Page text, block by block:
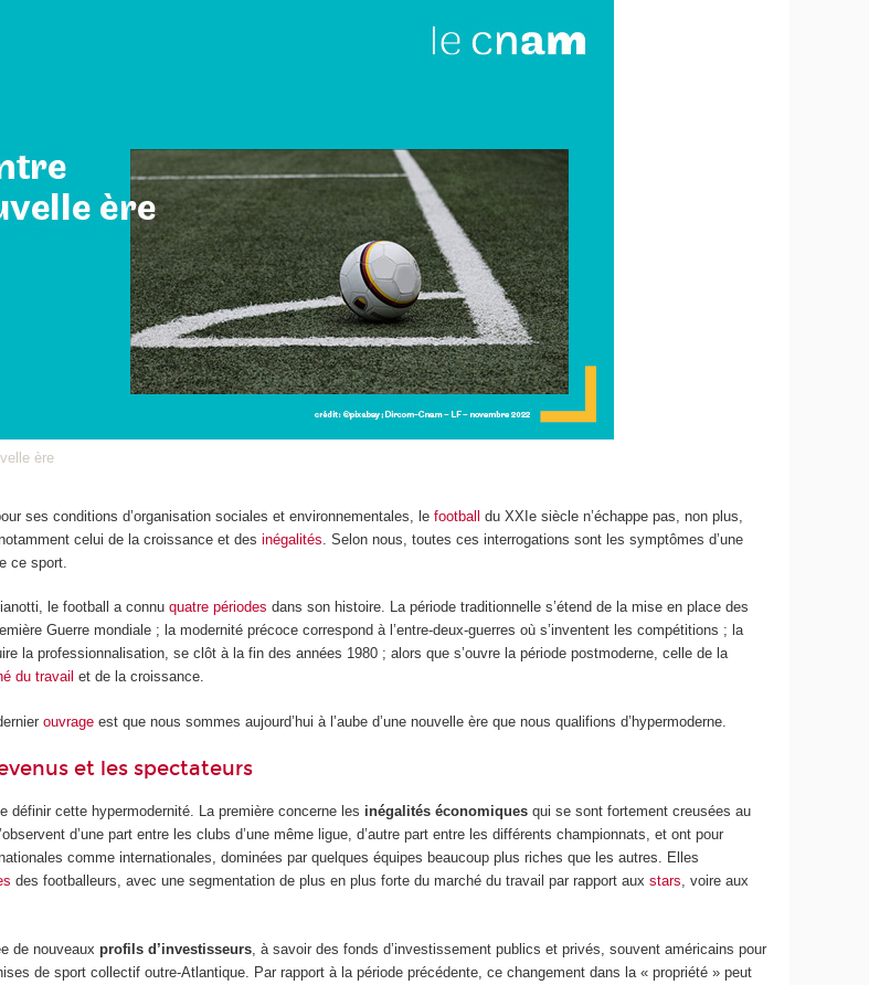
ère
ses conditions d’organisation sociales et environnementales, lefootball du XXIe siècle n’échappe pas, non plus,
celui de la croissance et desinégalités . Selon nous, toutes ces interrogations sont les symptômes d’une
ce sport.
le football a connuquatre périodes dans son histoire. La période traditionnelle s’étend de la mise en place des
Guerre mondiale ; la modernité précoce correspond à l’entre-deux-guerres où s’inventent les compétitions ; la
la professionnalisation, se clôt à la fin des années 1980 ; alors que s’ouvre la période postmoderne, celle de la
du travail et de la croissance.
ouvrage est que nous sommes aujourd’hui à l’aube d’une nouvelle ère que nous qualifions d’hypermoderne.
et les spectateurs
définir cette hypermodernité. La première concerne les inégalités économiques qui se sont fortement creusées au
d’une part entre les clubs d’une même ligue, d’autre part entre les différents championnats, et ont pour
comme internationales, dominées par quelques équipes beaucoup plus riches que les autres. Elles
des footballeurs, avec une segmentation de plus en plus forte du marché du travail par rapport auxstars, voire aux
de nouveauxprofils d’investisseurs , à savoir des fonds d’investissement publics et privés, souvent américains pour
de sport collectif outre-Atlantique. Par rapport à la période précédente, ce changement dans la « propriété » peut